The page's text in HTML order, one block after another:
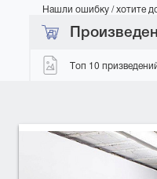
Нашли ошибку / хотите
Топ 10